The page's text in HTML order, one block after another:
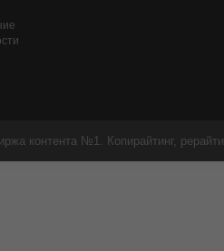
контента №1. Копирайтинг,